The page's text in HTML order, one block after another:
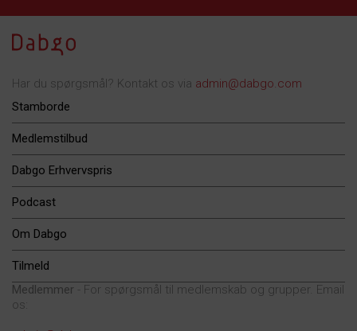
Har du spørgsmål? Kontakt os via admin@dabgo.com
Stamborde
Medlemstilbud
Dabgo Erhvervspris
Podcast
Om Dabgo
Tilmeld
Medlemmer - For spørgsmål til medlemskab og grupper. Email
os: